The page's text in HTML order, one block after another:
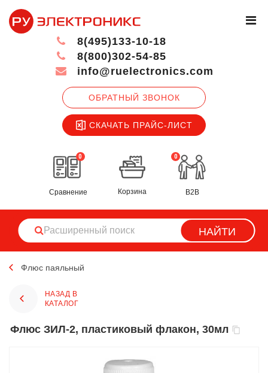
ОБРАТНЫЙ ЗВОНОК
СКАЧАТЬ ПРАЙС-ЛИСТ
8(495)133-10-18
8(800)302-54-85
info@ruelectronics.com
0
Сравнение
0
Корзина B2B
НАЙТИ
Флюс паяльный
НАЗАД В
КАТАЛОГ
Флюс ЗИЛ-2, пластиковый флакон, 30мл